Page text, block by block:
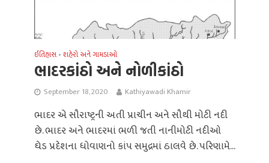
ઈતિહાસ • શહેરો અને ગામડાઓ
ભાદરકાંઠો અને નોળીકાંઠો
September 18, 2020 Kathiyawadi Khamir
ભાદર એ સૌરાષ્ટ્રની અતી પ્રાચીન અને સૌથી મોટી નદી
છે. ભાદર અને ભાદરમાં ભળી જતી નાનીમોટી નદીઓ
ઘેડ પ્રદેશના ધોવાણનો કાંપ સમુદ્રમાં ઠાલવે છે. પરિણામે...